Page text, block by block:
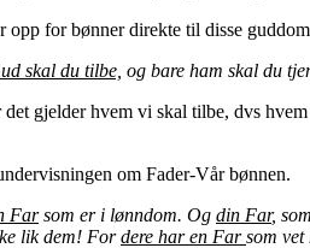
for bønner direkte til disse
skal du tilbe, og bare ham skal du
gjelder hvem vi skal tilbe, dvs
om Fader-Vår bønnen.
Farsom er i lønndom. Og din Far,
lik dem! Fordere har en Farsom vet